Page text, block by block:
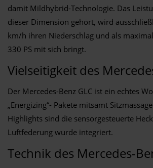
damit Mildhybrid-Technologie. Das
dieser Dimension gehört, wird
km/h ihren Niederschlag und als
330 PS mit sich bringt.
Vielseitigkeit des
Der Mercedes-Benz GLC ist ein echtes
„Energizing“- Pakete mitsamt
Highlights sind die sensorgesteuerte
Luftfederung wurde integriert.
Technik des Mercedes-